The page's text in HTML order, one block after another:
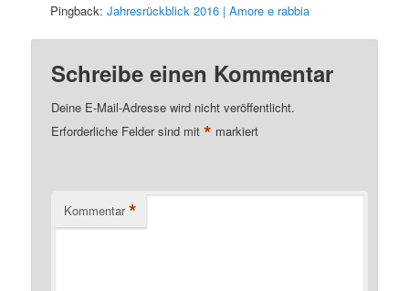
Pingback:Jahresrückblick 2016 | Amore e rabbia
Schreibe einen Kommentar
Deine E-Mail-Adresse wird nicht veröffentlicht.
Erforderliche Felder sind mit* markiert
Kommentar *